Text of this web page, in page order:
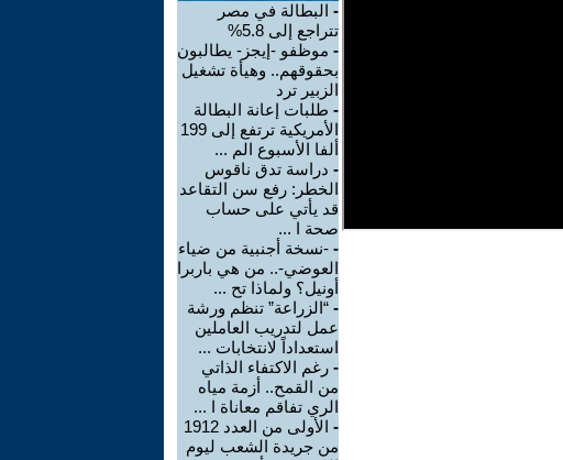
- البطالة في مصر
تتراجع إلى 5.8%
- موظفو -إيجز- يطالبون
بحقوقهم.. وهيأة تشغيل
الزبير ترد
- طلبات إعانة البطالة
الأمريكية ترتفع إلى 199
ألفا الأسبوع الم ...
- دراسة تدق ناقوس
الخطر: رفع سن التقاعد
قد يأتي على حساب
صحة ا ...
- -نسخة أجنبية من ضياء
العوضي-.. من هي باربرا
أونيل؟ ولماذا تح ...
- “الزراعة” تنظم ورشة
عمل لتدريب العاملين
استعداداً لانتخابات ...
- رغم الاكتفاء الذاتي
من القمح.. أزمة مياه
الري تفاقم معاناة ا ...
-
الأولى من العدد 1912
من جريدة الشعب ليوم